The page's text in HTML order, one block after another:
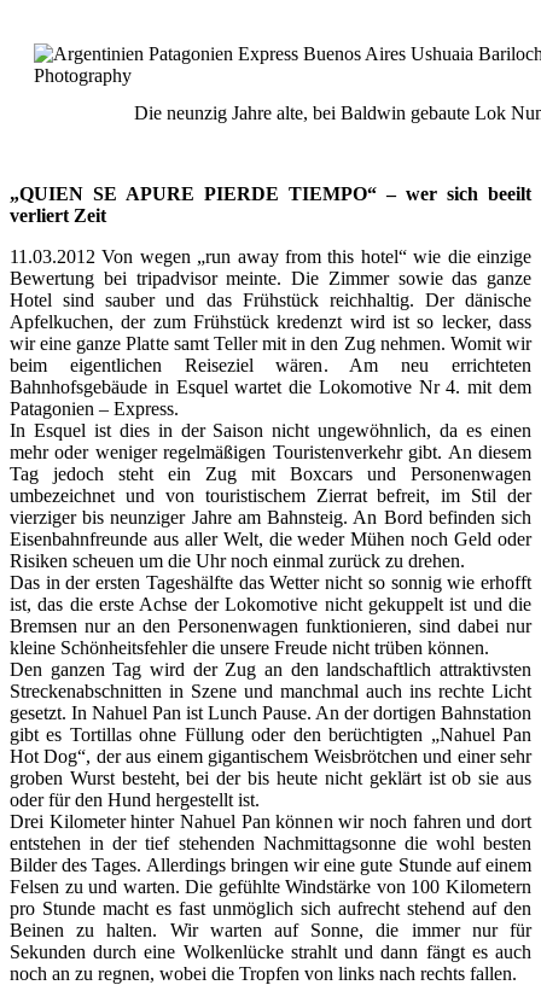
Die neunzig Jahre alte, bei Baldwin gebaute Lok
„QUIEN SE APURE PIERDE TIEMPO“ – wer sich beeilt
verliert Zeit
11.03.2012 Von wegen „run away from this hotel“ wie die einzige
Bewertung bei tripadvisor meinte. Die Zimmer sowie das ganze
Hotel sind sauber und das Frühstück reichhaltig. Der dänische
Apfelkuchen, der zum Frühstück kredenzt wird ist so lecker, dass
wir eine ganze Platte samt Teller mit in den Zug nehmen. Womit wir
beim eigentlichen Reiseziel wären. Am neu errichteten
Bahnhofsgebäude in Esquel wartet die Lokomotive Nr 4. mit dem
Patagonien – Express.
In Esquel ist dies in der Saison nicht ungewöhnlich, da es einen
mehr oder weniger regelmäßigen Touristenverkehr gibt. An diesem
Tag jedoch steht ein Zug mit Boxcars und Personenwagen
umbezeichnet und von touristischem Zierrat befreit, im Stil der
vierziger bis neunziger Jahre am Bahnsteig. An Bord befinden sich
Eisenbahnfreunde aus aller Welt, die weder Mühen noch Geld oder
Risiken scheuen um die Uhr noch einmal zurück zu drehen.
Das in der ersten Tageshälfte das Wetter nicht so sonnig wie erhofft
ist, das die erste Achse der Lokomotive nicht gekuppelt ist und die
Bremsen nur an den Personenwagen funktionieren, sind dabei nur
kleine Schönheitsfehler die unsere Freude nicht trüben können.
Den ganzen Tag wird der Zug an den landschaftlich attraktivsten
Streckenabschnitten in Szene und manchmal auch ins rechte Licht
gesetzt. In Nahuel Pan ist Lunch Pause. An der dortigen Bahnstation
gibt es Tortillas ohne Füllung oder den berüchtigten „Nahuel Pan
Hot Dog“, der aus einem gigantischem Weisbrötchen und einer sehr
groben Wurst besteht, bei der bis heute nicht geklärt ist ob sie aus
oder für den Hund hergestellt ist.
Drei Kilometer hinter Nahuel Pan können wir noch fahren und dort
entstehen in der tief stehenden Nachmittagsonne die wohl besten
Bilder des Tages. Allerdings bringen wir eine gute Stunde auf einem
Felsen zu und warten. Die gefühlte Windstärke von 100 Kilometern
pro Stunde macht es fast unmöglich sich aufrecht stehend auf den
Beinen zu halten. Wir warten auf Sonne, die immer nur für
Sekunden durch eine Wolkenlücke strahlt und dann fängt es auch
noch an zu regnen, wobei die Tropfen von links nach rechts fallen.